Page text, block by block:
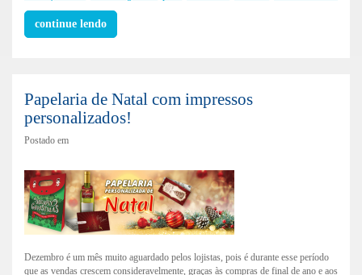
continue lendo
Papelaria de Natal com impressos
personalizados!
Postado em
Dezembro é um mês muito aguardado pelos lojistas, pois é durante esse período
que as vendas crescem consideravelmente, graças às compras de final de ano e aos